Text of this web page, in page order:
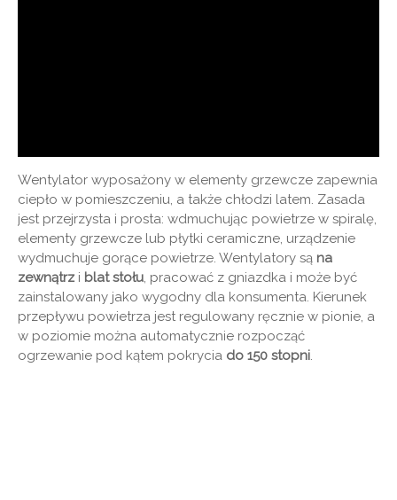
Wentylator wyposażony w elementy grzewcze zapewnia
ciepło w pomieszczeniu, a także chłodzi latem. Zasada
jest przejrzysta i prosta: wdmuchując powietrze w spiralę,
elementy grzewcze lub płytki ceramiczne, urządzenie
wydmuchuje gorące powietrze. Wentylatory są na
zewnątrz i blat stołu , pracować z gniazdka i może być
zainstalowany jako wygodny dla konsumenta. Kierunek
przepływu powietrza jest regulowany ręcznie w pionie, a
w poziomie można automatycznie rozpocząć
ogrzewanie pod kątem pokrycia do 150 stopni